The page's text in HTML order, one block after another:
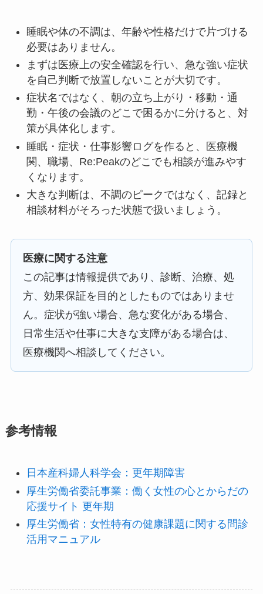
睡眠や体の不調は、年齢や性格だけで片づける
必要はありません。
まずは医療上の安全確認を行い、急な強い症状
を自己判断で放置しないことが大切です。
症状名ではなく、朝の立ち上がり・移動・通
勤・午後の会議のどこで困るかに分けると、対
策が具体化します。
睡眠・症状・仕事影響ログを作ると、医療機
関、職場、Re:Peakのどこでも相談が進みやす
くなります。
大きな判断は、不調のピークではなく、記録と
相談材料がそろった状態で扱いましょう。
医療に関する注意
この記事は情報提供であり、診断、治療、処
方、効果保証を目的としたものではありませ
ん。症状が強い場合、急な変化がある場合、
日常生活や仕事に大きな支障がある場合は、
医療機関へ相談してください。
参考情報
日本産科婦人科学会：更年期障害
厚生労働省委託事業：働く女性の心とからだの
応援サイト 更年期
厚生労働省：女性特有の健康課題に関する問診
活用マニュアル